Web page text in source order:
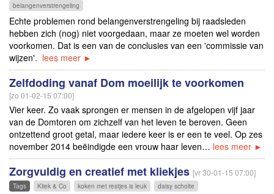
belangenverstrengeling
Echte problemen rond belangenverstrengeling bij raadsleden
hebben zich (nog) niet voorgedaan, maar ze moeten wel worden
voorkomen. Dat is een van de conclusies van een 'commissie van
wijzen'. lees meer ►
Zelfdoding vanaf Dom moeilijk te voorkomen
[zo 01-02-15 07:00]
Vier keer. Zo vaak sprongen er mensen in de afgelopen vijf jaar
van de Domtoren om zichzelf van het leven te beroven. Geen
ontzettend groot getal, maar iedere keer is er een te veel. Op zes
november 2014 beëindigde een vrouw haar leven… lees meer ►
Zorgvuldig en creatief met kliekjes [vr 30-01-15 07:00]
Tags Kliek & Co koken met restjes is leuk daisy scholte